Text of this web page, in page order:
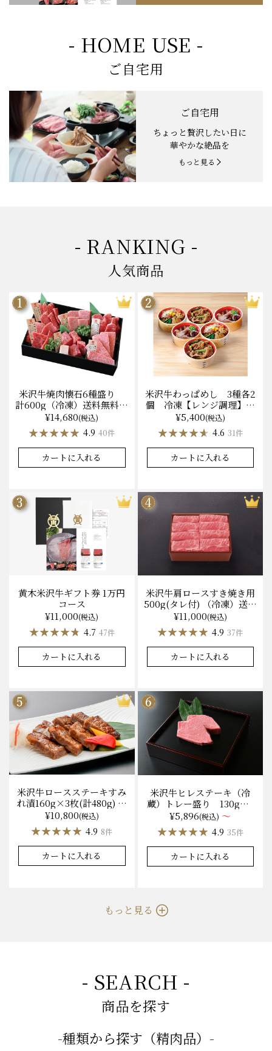
- HOME USE -
ご自宅用
ご自宅用
ちょっと贅沢したい日に
華やかな絶品を
もっと見る
- RANKING -
人気商品
米沢牛焼肉懐石6種盛り
計600g（冷凍）送料無料
化粧箱入
¥14,680(税込)
★★★★★
★★★★★ 4.9 40件
カートに入れる
米沢牛わっぱめし 3種各2
個 冷凍【レンジ調理】化
粧箱入
¥5,400(税込)
★★★★★
★★★★★ 4.6 31件
カートに入れる
黄木米沢牛ギフト券 1万円
コース
¥11,000(税込)
★★★★★
★★★★★ 4.7 47件
カートに入れる
米沢牛肩ロースすき焼き用
500g(タレ付) （冷凍）送料
無料 化粧箱入
¥11,000(税込)
★★★★★
★★★★★ 4.9 37件
カートに入れる
米沢牛ロースステーキすみ
れ漬160g×3枚(計480g) 木
箱入 味噌酒粕漬け/冷蔵
送料無料
¥10,800(税込)
★★★★★
★★★★★ 4.9 8件
カートに入れる
米沢牛ヒレステーキ（冷
蔵）トレー盛り 130g×1
枚から量り売り
¥5,896(税込) ～
★★★★★
★★★★★ 4.9 35件
カートに入れる
もっと見る
- SEARCH -
商品を探す
-種類から探す（精肉品）-